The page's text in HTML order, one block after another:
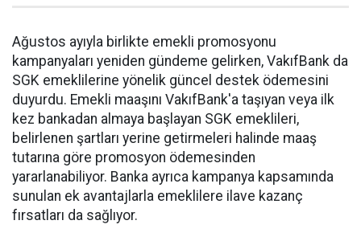
Ağustos ayıyla birlikte emekli promosyonu
kampanyaları yeniden gündeme gelirken, VakıfBank da
SGK emeklilerine yönelik güncel destek ödemesini
duyurdu. Emekli maaşını VakıfBank'a taşıyan veya ilk
kez bankadan almaya başlayan SGK emeklileri,
belirlenen şartları yerine getirmeleri halinde maaş
tutarına göre promosyon ödemesinden
yararlanabiliyor. Banka ayrıca kampanya kapsamında
sunulan ek avantajlarla emeklilere ilave kazanç
fırsatları da sağlıyor.